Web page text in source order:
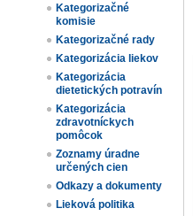
Kategorizačné
komisie
Kategorizačné rady
Kategorizácia liekov​
Kategorizácia
dietetických potravín​
Kategorizácia
zdravotníckych
pomôcok
Zoznamy úradne
určených cien​
Odkazy a dokumenty
Lieková politika